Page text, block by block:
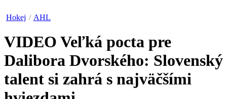
Hokej / AHL
VIDEO Veľká pocta pre
Dalibora Dvorského: Slovenský
talent si zahrá s najväčšími